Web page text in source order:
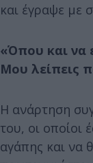
και έγραψε με
«Όπου και να
Μου λείπεις
Η ανάρτηση
του, οι οποίοι
αγάπης και να